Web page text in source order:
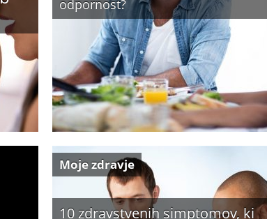
odpornost?
10 zdravstvenih simptomov, ki
Moje zdravje